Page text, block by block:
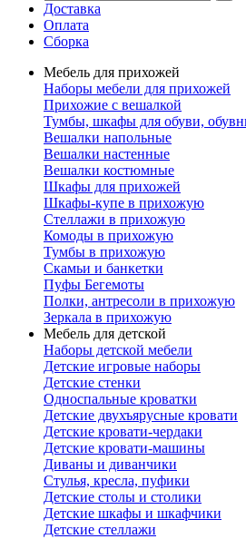
Доставка
Оплата
Сборка
Мебель для прихожей
Наборы мебели для прихожей
Прихожие с вешалкой
Тумбы, шкафы для обуви,
Вешалки напольные
Вешалки настенные
Вешалки костюмные
Шкафы для прихожей
Шкафы-купе в прихожую
Стеллажи в прихожую
Комоды в прихожую
Тумбы в прихожую
Скамьи и банкетки
Пуфы Бегемоты
Полки, антресоли в прихожую
Зеркала в прихожую
Мебель для детской
Наборы детской мебели
Детские игровые наборы
Детские стенки
Односпальные кроватки
Детские двухъярусные кровати
Детские кровати-чердаки
Детские кровати-машины
Диваны и диванчики
Стулья, кресла, пуфики
Детские столы и столики
Детские шкафы и шкафчики
Детские стеллажи